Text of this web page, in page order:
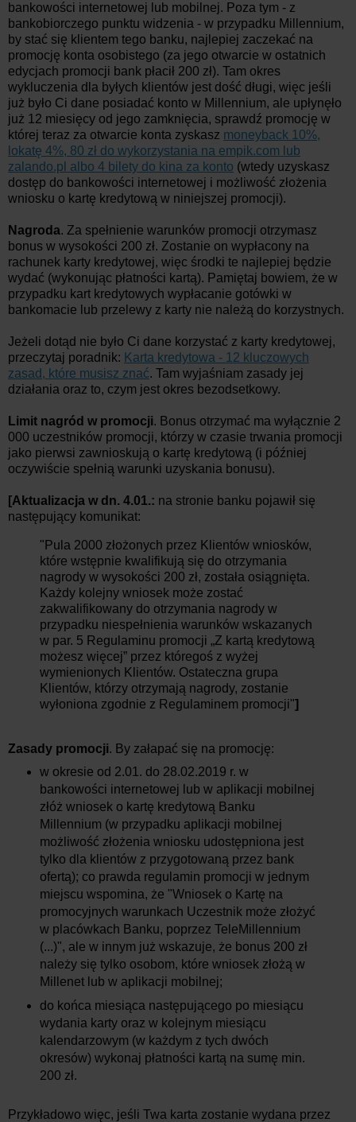
bankowości internetowej lub mobilnej. Poza tym - z
bankobiorczego punktu widzenia - w przypadku Millennium,
by stać się klientem tego banku, najlepiej zaczekać na
promocję konta osobistego (za jego otwarcie w ostatnich
edycjach promocji bank płacił 200 zł). Tam okres
wykluczenia dla byłych klientów jest dość długi, więc jeśli
już było Ci dane posiadać konto w Millennium, ale upłynęło
już 12 miesięcy od jego zamknięcia, sprawdź promocję w
której teraz za otwarcie konta zyskasz moneyback 10%,
lokatę 4%, 80 zł do wykorzystania na empik.com lub
zalando.pl albo 4 bilety do kina za konto (wtedy uzyskasz
dostęp do bankowości internetowej i możliwość złożenia
wniosku o kartę kredytową w niniejszej promocji).
Nagroda. Za spełnienie warunków promocji otrzymasz
bonus w wysokości 200 zł. Zostanie on wypłacony na
rachunek karty kredytowej, więc środki te najlepiej będzie
wydać (wykonując płatności kartą). Pamiętaj bowiem, że w
przypadku kart kredytowych wypłacanie gotówki w
bankomacie lub przelewy z karty nie należą do korzystnych.
Jeżeli dotąd nie było Ci dane korzystać z karty kredytowej,
przeczytaj poradnik: Karta kredytowa - 12 kluczowych
zasad, które musisz znać. Tam wyjaśniam zasady jej
działania oraz to, czym jest okres bezodsetkowy.
Limit nagród w promocji. Bonus otrzymać ma wyłącznie 2
000 uczestników promocji, którzy w czasie trwania promocji
jako pierwsi zawnioskują o kartę kredytową (i później
oczywiście spełnią warunki uzyskania bonusu).
[Aktualizacja w dn. 4.01.: na stronie banku pojawił się
następujący komunikat:
"Pula 2000 złożonych przez Klientów wniosków,
które wstępnie kwalifikują się do otrzymania
nagrody w wysokości 200 zł, została osiągnięta.
Każdy kolejny wniosek może zostać
zakwalifikowany do otrzymania nagrody w
przypadku niespełnienia warunków wskazanych
w par. 5 Regulaminu promocji „Z kartą kredytową
możesz więcej” przez któregoś z wyżej
wymienionych Klientów. Ostateczna grupa
Klientów, którzy otrzymają nagrody, zostanie
wyłoniona zgodnie z Regulaminem promocji"]
Zasady promocji. By załapać się na promocję:
w okresie od 2.01. do 28.02.2019 r. w
bankowości internetowej lub w aplikacji mobilnej
złóż wniosek o kartę kredytową Banku
Millennium (w przypadku aplikacji mobilnej
możliwość złożenia wniosku udostępniona jest
tylko dla klientów z przygotowaną przez bank
ofertą); co prawda regulamin promocji w jednym
miejscu wspomina, że "Wniosek o Kartę na
promocyjnych warunkach Uczestnik może złożyć
w placówkach Banku, poprzez TeleMillennium
(...)", ale w innym już wskazuje, że bonus 200 zł
należy się tylko osobom, które wniosek złożą w
Millenet lub w aplikacji mobilnej;
do końca miesiąca następującego po miesiącu
wydania karty oraz w kolejnym miesiącu
kalendarzowym (w każdym z tych dwóch
okresów) wykonaj płatności kartą na sumę min.
200 zł.
Przykładowo więc, jeśli Twa karta zostanie wydana przez